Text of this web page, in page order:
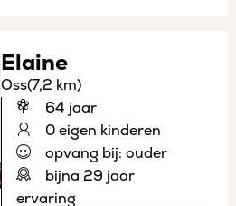
Elaine
Oss(7,2 km)
64 jaar
0 eigen kinderen
opvang bij: ouder
bijna 29 jaar
ervaring